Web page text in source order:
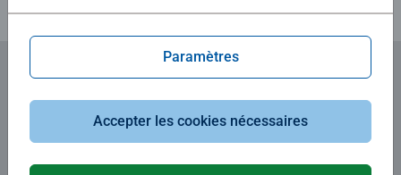
Abonnez-vous à notre newsletter
et recevez un bon d'achat de 5€.
Paramètres
Accepter les cookies nécessaires